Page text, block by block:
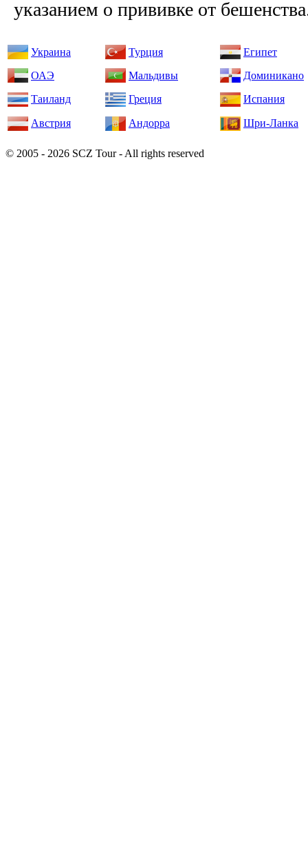
указанием о прививке от
Украина Турция
Египет
ОАЭ
Мальдивы
Доминикано
Таиланд
Греция Испания
Австрия Андорра Шри-Ланка
© 2005 - 2026 SCZ Tour - All rights reserved